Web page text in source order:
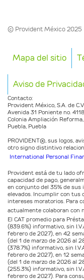
© Provident México 2025
Mapa del sitio
Aviso de
Contacto:
Provident México, S.A. de C.V.
Avenida 31 Poniente no. 4118
Colonia Ampliación Reforma,
Puebla, Puebla
PROVIDENT®️, sus logos,
otro signo distintivo
International Personal
Provident está de tu lado
capacidad de pago,
en conjunto del 35% de sus
elevados. Incumplir con tus
intereses moratorios. Para
actualmente colaboran con
El CAT promedio para
(839.6%) informativo, sin
febrero de 2027), en 42
(del 1 de marzo de 2026 al
(378.7%) informativo, sin
febrero de 2027), en 12
(del 1 de marzo de 2026 al
(255.3%) informativo, sin
febrero de 2027). Para